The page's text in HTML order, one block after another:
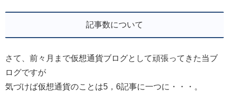
記事数について
さて、前々月まで仮想通貨ブログとして頑張ってきた当ブ
ログですが
気づけば仮想通貨のことは5，6記事に一つに・・・。